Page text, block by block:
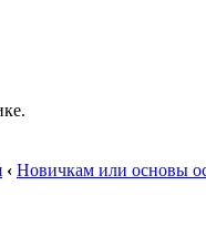
‹ Новичкам или основы